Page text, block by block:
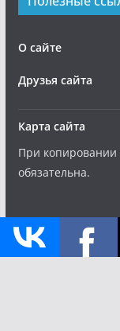
О сайте
Друзья сайта
Карта сайта
При копировании
обязательна.